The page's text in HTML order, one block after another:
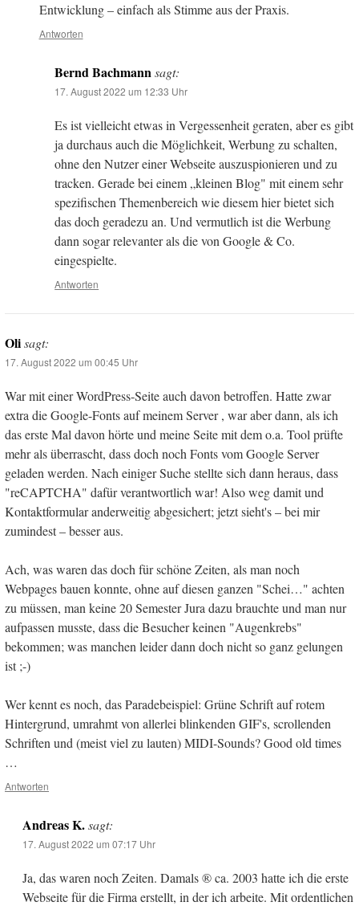
Entwicklung – einfach als Stimme aus der Praxis.
Antworten
Bernd Bachmannsagt:
17. August 2022 um 12:33 Uhr
Es ist vielleicht etwas in Vergessenheit geraten, aber es gibt
ja durchaus auch die Möglichkeit, Werbung zu schalten,
ohne den Nutzer einer Webseite auszuspionieren und zu
tracken. Gerade bei einem „kleinen Blog" mit einem sehr
spezifischen Themenbereich wie diesem hier bietet sich
das doch geradezu an. Und vermutlich ist die Werbung
dann sogar relevanter als die von Google & Co.
eingespielte.
Antworten
Olisagt:
17. August 2022 um 00:45 Uhr
War mit einer WordPress-Seite auch davon betroffen. Hatte zwar
extra die Google-Fonts auf meinem Server , war aber dann, als ich
das erste Mal davon hörte und meine Seite mit dem o.a. Tool prüfte
mehr als überrascht, dass doch noch Fonts vom Google Server
geladen werden. Nach einiger Suche stellte sich dann heraus, dass
"reCAPTCHA" dafür verantwortlich war! Also weg damit und
Kontaktformular anderweitig abgesichert; jetzt sieht's – bei mir
zumindest – besser aus.
Ach, was waren das doch für schöne Zeiten, als man noch
Webpages bauen konnte, ohne auf diesen ganzen "Schei…" achten
zu müssen, man keine 20 Semester Jura dazu brauchte und man nur
aufpassen musste, dass die Besucher keinen "Augenkrebs"
bekommen; was manchen leider dann doch nicht so ganz gelungen
ist ;-)
Wer kennt es noch, das Paradebeispiel: Grüne Schrift auf rotem
Hintergrund, umrahmt von allerlei blinkenden GIF's, scrollenden
Schriften und (meist viel zu lauten) MIDI-Sounds? Good old times
…
Antworten
Andreas K. sagt:
17. August 2022 um 07:17 Uhr
Ja, das waren noch Zeiten. Damals ® ca. 2003 hatte ich die erste
Webseite für die Firma erstellt, in der ich arbeite. Mit ordentlichen